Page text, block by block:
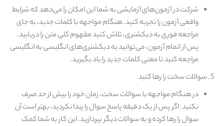
شرکت در آزمون‌های آزمایشی به شما این امکان را می‌دهد که شرایط
واقعی آزمون را تجربه کنید. هنگام مواجهه با کلمات جدید، به جای
مراجعه فوری به دیکشنری، تلاش کنید مفهوم کلی متن را دریابید.
پس از اتمام آزمون، می‌توانید به دیکشنری‌های انگلیسی به انگلیسی
مراجعه کنید تا معنی کلمات جدید را یاد بگیرید.
سوالات سخت را رها کنید
در هنگام مواجهه با سوالات سخت، زمان خود را بیش از حد صرف
نکنید. اگر پس از یک دقیقه پاسخ سوال را پیدا نکردید، بهتر است آن
سوال را رها کرده و به سوالات دیگر بپردازید. این کار به شما کمک